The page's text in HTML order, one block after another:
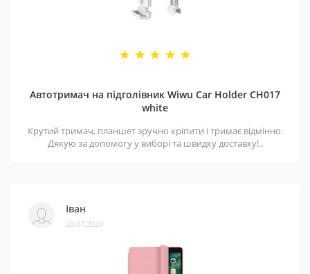
Автотримач на підголівник Wiwu Car Holder CH017
white
Крутий тримач, планшет зручно кріпити і тримає відмінно.
Дякую за допомогу у виборі та швидку доставку!..
Іван
20.07.2024